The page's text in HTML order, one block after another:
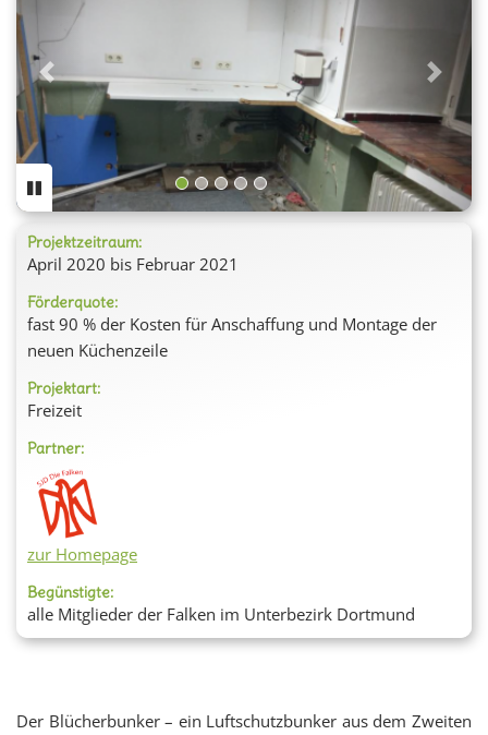
Previous Next
Projektzeitraum:
April 2020 bis Februar 2021
Förderquote:
fast 90 % der Kosten für Anschaffung und Montage der
neuen Küchenzeile
Projektart:
Freizeit
Partner:
zur Homepage
Begünstigte:
alle Mitglieder der Falken im Unterbezirk Dortmund
Der Blücherbunker – ein Luftschutzbunker aus dem Zweiten